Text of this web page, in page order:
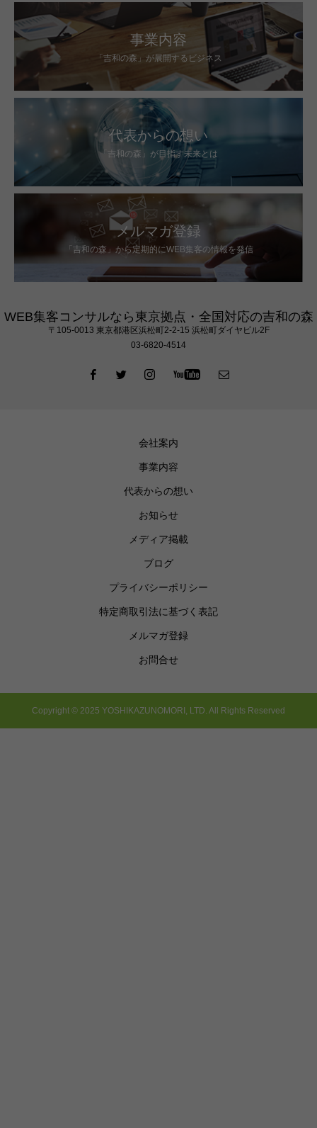
事業内容
「吉和の森」が展開するビジネス
代表からの想い
「吉和の森」が目指す未来とは
メルマガ登録
「吉和の森」から定期的にWEB集客の情報を発信
WEB集客コンサルなら東京拠点・全国対応の吉和の森
〒105‐0013 東京都港区浜松町2-2-15 浜松町ダイヤビル2F
03-6820-4514
会社案内
事業内容
代表からの想い
お知らせ
メディア掲載
ブログ
プライバシーポリシー
特定商取引法に基づく表記
メルマガ登録
お問合せ
Copyright © 2025 YOSHIKAZUNOMORI, LTD. All Rights Reserved